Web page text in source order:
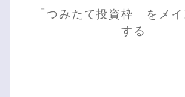
「つみたて投資枠」をメ
する